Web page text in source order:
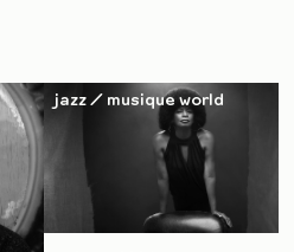
jazz / musique world